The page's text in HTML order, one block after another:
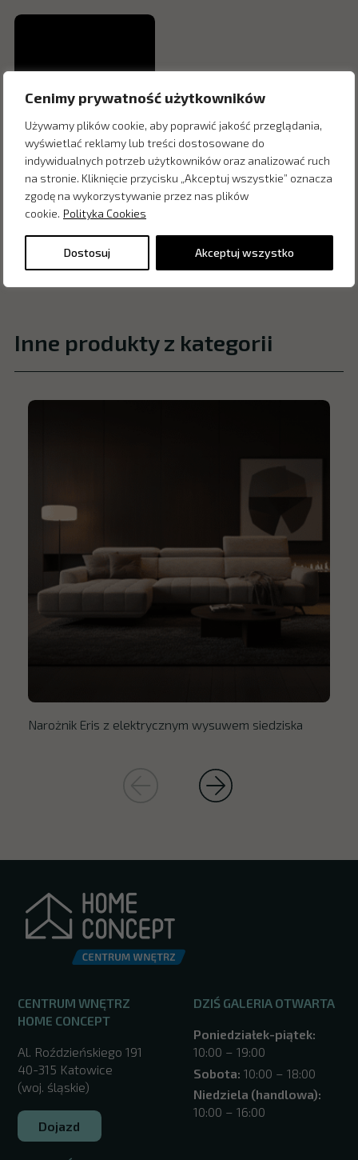
Cenimy prywatność użytkowników
Używamy plików cookie, aby poprawić jakość przeglądania,
wyświetlać reklamy lub treści dostosowane do
indywidualnych potrzeb użytkowników oraz analizować ruch
na stronie. Kliknięcie przycisku „Akceptuj wszystkie” oznacza
zgodę na wykorzystywanie przez nas plików
cookie. Polityka Cookies
Dostosuj Akceptuj wszystko
Inne produkty z kategorii
Narożnik Eris z elektrycznym wysuwem siedziska
CENTRUM WNĘTRZ
HOME CONCEPT
Al. Roździeńskiego 191
40-315 Katowice
(woj. śląskie)
Dojazd
DZIŚ GALERIA OTWARTA
Poniedziałek-piątek:
10:00 – 19:00
Sobota: 10:00 – 18:00
Niedziela (handlowa):
10:00 – 16:00